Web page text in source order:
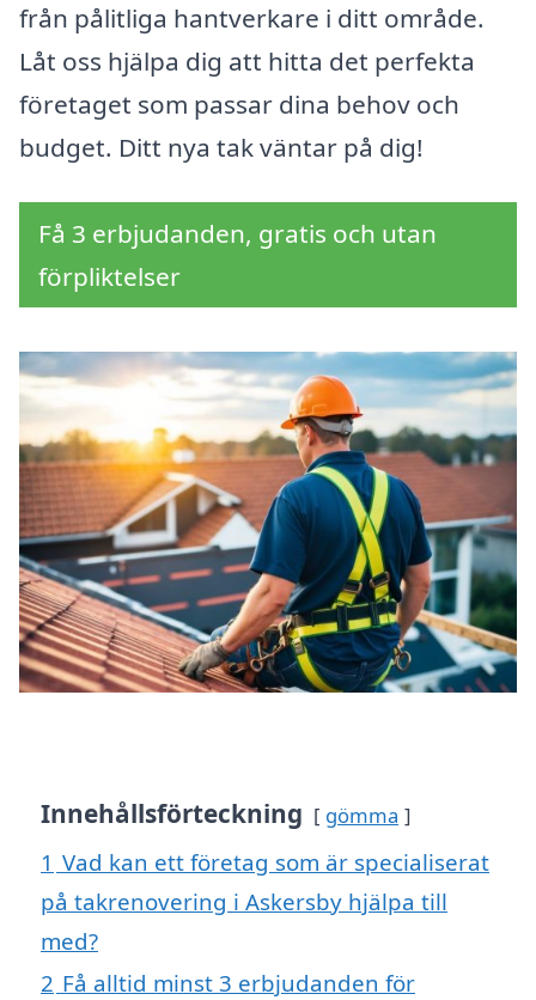
från pålitliga hantverkare i ditt område.
Låt oss hjälpa dig att hitta det perfekta
företaget som passar dina behov och
budget. Ditt nya tak väntar på dig!
Få 3 erbjudanden, gratis och utan
förpliktelser
Innehållsförteckning gömma
1 Vad kan ett företag som är specialiserat
på takrenovering i Askersby hjälpa till
med?
2 Få alltid minst 3 erbjudanden för